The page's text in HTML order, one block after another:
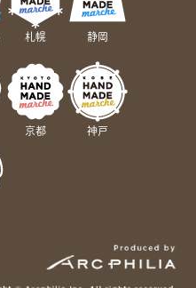
札幌 静岡
京都 神戸